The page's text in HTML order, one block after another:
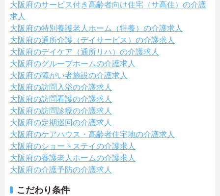
大阪府のサービス付き高齢者向け住宅（サ高住）の介護
求人
大阪府の特別養護老人ホーム（特養）の介護求人
大阪府の通所介護（デイサービス）の介護求人
大阪府のデイケア（通所リハ）の介護求人
大阪府のグループホームの介護求人
大阪府の障がい者施設の介護求人
大阪府の訪問入浴の介護求人
大阪府の訪問看護の介護求人
大阪府の訪問診療の介護求人
大阪府の定期巡回の介護求人
大阪府のケアハウス・高齢者住宅地の介護求人
大阪府のショートステイの介護求人
大阪府の養護老人ホームの介護求人
大阪府の介護予防の介護求人
こだわり条件